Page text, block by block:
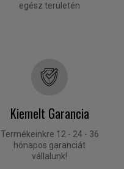
egész területén
Kiemelt Garancia
Termékeinkre 12 - 24 - 36
hónapos garanciát
vállalunk!